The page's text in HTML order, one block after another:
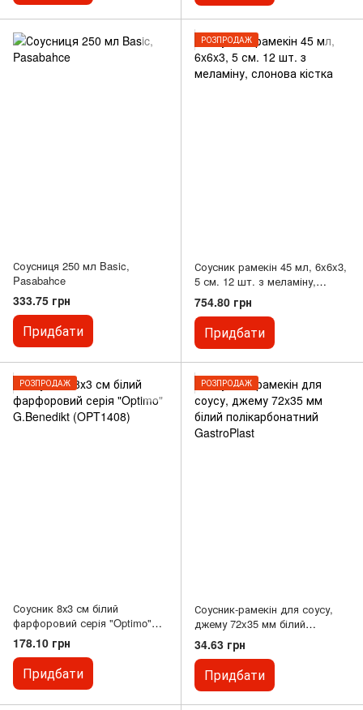
Соусниця 250 мл Basic,
Pasabahce
333.75 грн
Придбати
РОЗПРОДАЖ
Соусник рамекін 45 мл, 6x6x3,
5 см. 12 шт. з меламіну,
слонова кістка
754.80 грн
Придбати
РОЗПРОДАЖ
Соусник 8х3 см білий
фарфоровий серія "Optimo"
G.Benedikt (OPT1408)
178.10 грн
Придбати
РОЗПРОДАЖ
Соусник-рамекін для соусу,
джему 72x35 мм білий
полікарбонатний GastroPlast
34.63 грн
Придбати